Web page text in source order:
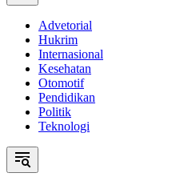
Advetorial
Hukrim
Internasional
Kesehatan
Otomotif
Pendidikan
Politik
Teknologi